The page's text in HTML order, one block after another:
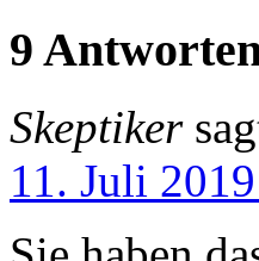
9
Skeptiker
11. Juli